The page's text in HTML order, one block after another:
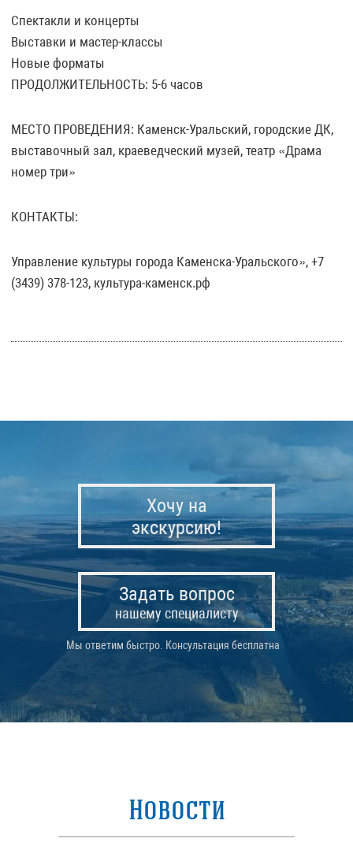
Спектакли и концерты
Выставки и мастер-классы
Новые форматы
ПРОДОЛЖИТЕЛЬНОСТЬ: 5-6 часов
МЕСТО ПРОВЕДЕНИЯ: Каменск-Уральский, городские ДК,
выставочный зал, краеведческий музей, театр «Драма
номер три»
КОНТАКТЫ:
Управление культуры города Каменска-Уральского», +7
(3439) 378-123, культура-каменск.рф
Хочу на
экскурсию!
Задать вопрос
нашему специалисту
Мы ответим быстро. Консультация бесплатна
Новости